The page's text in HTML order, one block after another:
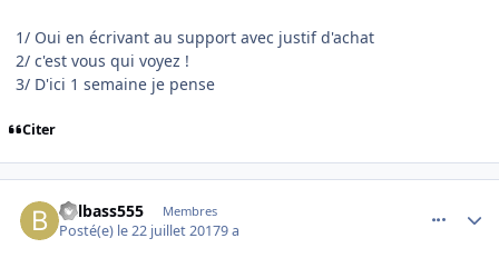
1/ Oui en écrivant au support avec justif d'achat
2/ c'est vous qui voyez !
3/ D'ici 1 semaine je pense
Citer
billbass555 Membres
Posté(e) le 22 juillet 20179 a